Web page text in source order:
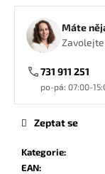
Máte
731 911 251
po-pá: 07:00-
Kategorie:
EAN:
Zeptat se
NA
HRANOLKY